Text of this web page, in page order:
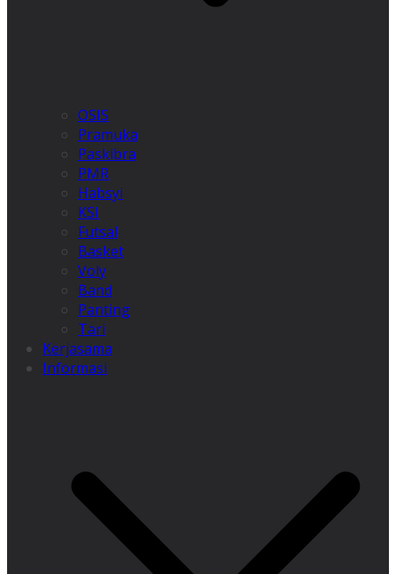
OSIS
Pramuka
Paskibra
PMR
Habsyi
KSI
Futsal
Basket
Voly
Band
Panting
Tari
Kerjasama
Informasi